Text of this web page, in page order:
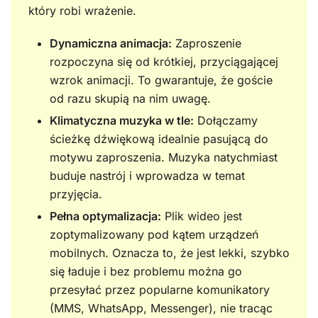
który robi wrażenie.
Dynamiczna animacja: Zaproszenie
rozpoczyna się od krótkiej, przyciągającej
wzrok animacji. To gwarantuje, że goście
od razu skupią na nim uwagę.
Klimatyczna muzyka w tle: Dołączamy
ścieżkę dźwiękową idealnie pasującą do
motywu zaproszenia. Muzyka natychmiast
buduje nastrój i wprowadza w temat
przyjęcia.
Pełna optymalizacja: Plik wideo jest
zoptymalizowany pod kątem urządzeń
mobilnych. Oznacza to, że jest lekki, szybko
się ładuje i bez problemu można go
przesyłać przez popularne komunikatory
(MMS, WhatsApp, Messenger), nie tracąc